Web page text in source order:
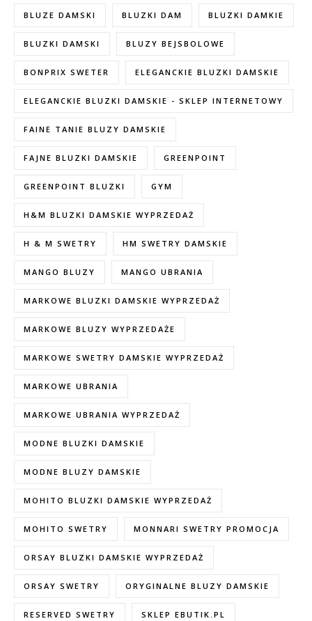
BLUZE DAMSKI BLUZKI DAM BLUZKI DAMKIE
BLUZKI DAMSKI BLUZY BEJSBOLOWE
BONPRIX SWETER ELEGANCKIE BLUZKI DAMSKIE
ELEGANCKIE BLUZKI DAMSKIE - SKLEP INTERNETOWY
FAINE TANIE BLUZY DAMSKIE
FAJNE BLUZKI DAMSKIE GREENPOINT
GREENPOINT BLUZKI GYM
H&M BLUZKI DAMSKIE WYPRZEDAŻ
H & M SWETRY HM SWETRY DAMSKIE
MANGO BLUZY MANGO UBRANIA
MARKOWE BLUZKI DAMSKIE WYPRZEDAŻ
MARKOWE BLUZY WYPRZEDAŻE
MARKOWE SWETRY DAMSKIE WYPRZEDAŻ
MARKOWE UBRANIA
MARKOWE UBRANIA WYPRZEDAŻ
MODNE BLUZKI DAMSKIE
MODNE BLUZY DAMSKIE
MOHITO BLUZKI DAMSKIE WYPRZEDAŻ
MOHITO SWETRY MONNARI SWETRY PROMOCJA
ORSAY BLUZKI DAMSKIE WYPRZEDAŻ
ORSAY SWETRY ORYGINALNE BLUZY DAMSKIE
RESERVED SWETRY SKLEP EBUTIK.PL